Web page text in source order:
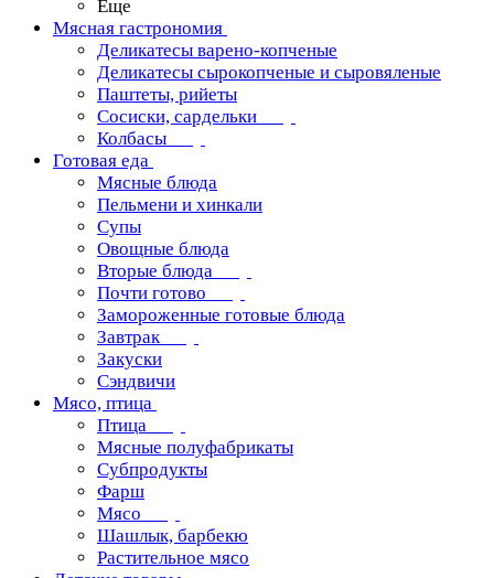
Еще
Мясная гастрономия
Деликатесы варено-копченые
Деликатесы сырокопченые и сыровяленые
Паштеты, рийеты
Сосиски, сардельки
Колбасы
Готовая еда
Мясные блюда
Пельмени и хинкали
Супы
Овощные блюда
Вторые блюда
Почти готово
Замороженные готовые блюда
Завтрак
Закуски
Сэндвичи
Мясо, птица
Птица
Мясные полуфабрикаты
Субпродукты
Фарш
Мясо
Шашлык, барбекю
Растительное мясо